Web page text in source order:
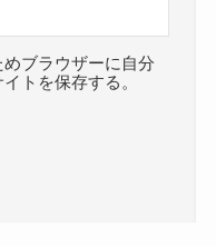
ブラウザーに自分
トを保存する。